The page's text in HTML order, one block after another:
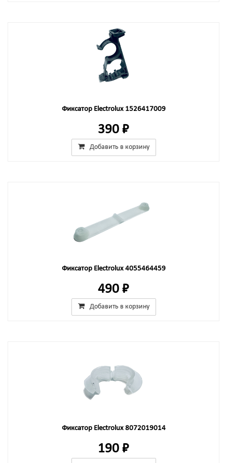
Фиксатор Electrolux 1526417009
390 ₽
Добавить в корзину
Фиксатор Electrolux 4055464459
490 ₽
Добавить в корзину
Фиксатор Electrolux 8072019014
190 ₽